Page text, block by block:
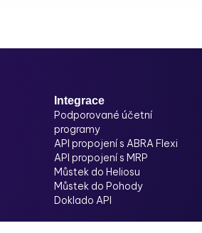
Integrace
Podporované účetní
programy
API propojení s ABRA Flexi
API propojení s MRP
Můstek do Heliosu
Můstek do Pohody
Doklado API